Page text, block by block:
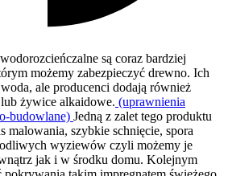
są coraz bardziej
możemy zabezpieczyć drewno. Ich
ale producenci dodają również
żywice alkaidowe. (uprawnienia
budowlane) Jedną z zalet tego produktu
malowania, szybkie schnięcie, spora
wyziewów czyli możemy je
jak i w środku domu. Kolejnym